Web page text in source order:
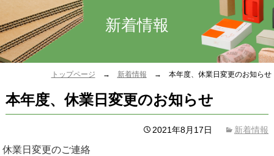
新着情報
トップページ → 新着情報 → 本年度、休業日変更のお知らせ
本年度、休業日変更のお知らせ
2021年8月17日 新着情報
休業日変更のご連絡